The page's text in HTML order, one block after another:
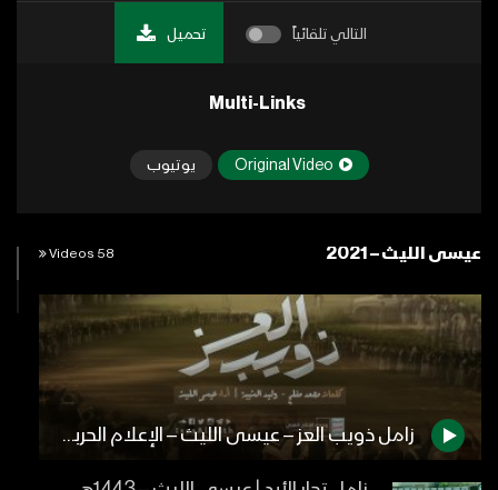
التالي تلقائياً تحميل
Multi-Links
Original Video يوتيوب
عيسى الليث – 2021 58 Videos
زامل ذويب العز – عيسى الليث – الإعلام الحربي 1442هـ